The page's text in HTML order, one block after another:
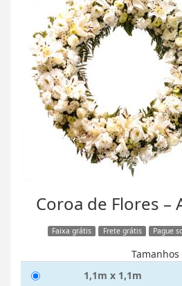
Coroa de Flores –
Faixa grátis Frete grátis Pague
Tamanhos
1,1m x 1,1m